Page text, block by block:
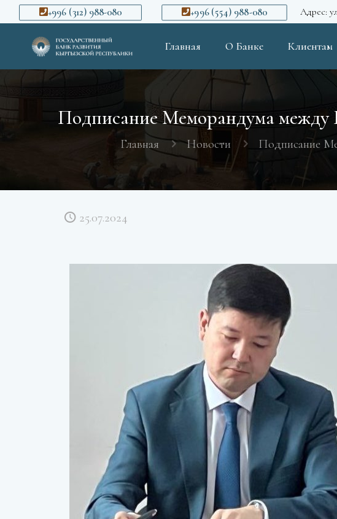
+996 (312) 988-080 +996 (554) 988-080 Адрес:
Главная О Банке Клиентам
Подписание Меморандума между
Главная Новости Подписание
25.07.2024